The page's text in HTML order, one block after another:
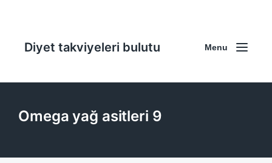
Diyet takviyeleri bulutu Menu
Omega yağ asitleri 9